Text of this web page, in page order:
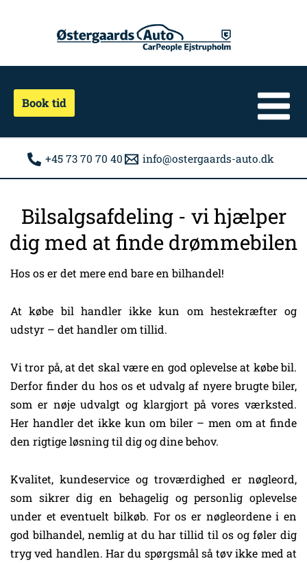
Book tid
+45 73 70 70 40 info@ostergaards-auto.dk
Bilsalgsafdeling - vi hjælper
dig med at finde drømmebilen
Hos os er det mere end bare en bilhandel!
At købe bil handler ikke kun om hestekræfter og
udstyr – det handler om tillid.
Vi tror på, at det skal være en god oplevelse at købe bil.
Derfor finder du hos os et udvalg af nyere brugte biler,
som er nøje udvalgt og klargjort på vores værksted.
Her handler det ikke kun om biler – men om at finde
den rigtige løsning til dig og dine behov.
Kvalitet, kundeservice og troværdighed er nøgleord,
som sikrer dig en behagelig og personlig oplevelse
under et eventuelt bilkøb. For os er nøgleordene i en
god bilhandel, nemlig at du har tillid til os og føler dig
tryg ved handlen. Har du spørgsmål så tøv ikke med at